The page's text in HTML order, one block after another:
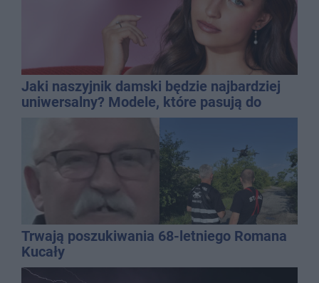
Jaki naszyjnik damski będzie najbardziej
uniwersalny? Modele, które pasują do
wielu stylizacji
Trwają poszukiwania 68-letniego Romana
Kucały